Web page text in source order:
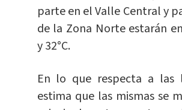
parte en el Valle Central y
de la Zona Norte estarán
y 32°C.
En lo que respecta a las
estima que las mismas se